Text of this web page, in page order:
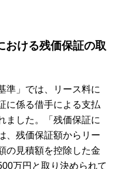
おける残価保証の取
準」では、リース料に
に係る借手による支払
ました。「残価保証に
、残価保証額からリー
の見積額を控除した金
万円と取り決められて